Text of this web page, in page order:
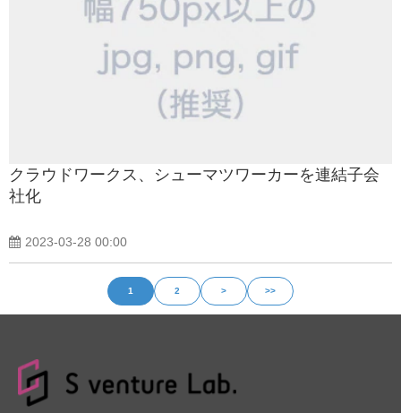
クラウドワークス、シューマツワーカーを連結子会
社化
2023-03-28 00:00
1 2 > >>